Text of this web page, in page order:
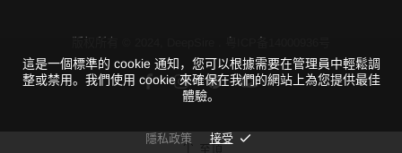
至頂
這是一個標準的 cookie 通知，您可以根據需要在管理員中輕鬆調
整或禁用。我們使用 cookie 來確保在我們的網站上為您提供最佳
體驗。
隱私政策 接受